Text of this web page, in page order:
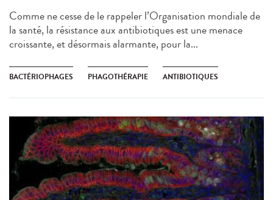
Comme ne cesse de le rappeler l’Organisation mondiale de
la santé, la résistance aux antibiotiques est une menace
croissante, et désormais alarmante, pour la...
BACTÉRIOPHAGES PHAGOTHÉRAPIE ANTIBIOTIQUES